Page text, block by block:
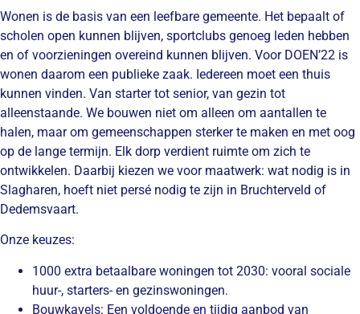
Wonen is de basis van een leefbare gemeente. Het bepaalt of
scholen open kunnen blijven, sportclubs genoeg leden hebben
en of voorzieningen overeind kunnen blijven. Voor DOEN’22 is
wonen daarom een publieke zaak. Iedereen moet een thuis
kunnen vinden. Van starter tot senior, van gezin tot
alleenstaande. We bouwen niet om alleen om aantallen te
halen, maar om gemeenschappen sterker te maken en met oog
op de lange termijn. Elk dorp verdient ruimte om zich te
ontwikkelen. Daarbij kiezen we voor maatwerk: wat nodig is in
Slagharen, hoeft niet persé nodig te zijn in Bruchterveld of
Dedemsvaart.
Onze keuzes:
1000 extra betaalbare woningen tot 2030: vooral sociale
huur-, starters- en gezinswoningen.
Bouwkavels: Een voldoende en tijdig aanbod van